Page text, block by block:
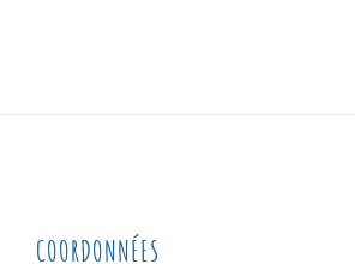
COORDONNÉES